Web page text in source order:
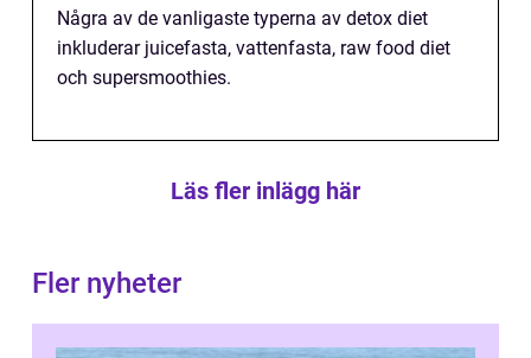
Några av de vanligaste typerna av detox diet
inkluderar juicefasta, vattenfasta, raw food diet
och supersmoothies.
Läs fler inlägg här
Fler nyheter